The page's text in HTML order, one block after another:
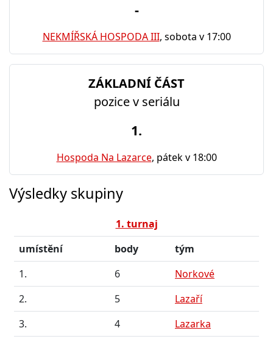
-
NEKMÍŘSKÁ HOSPODA III, sobota v 17:00
ZÁKLADNÍ ČÁST
pozice v seriálu
1.
Hospoda Na Lazarce, pátek v 18:00
Výsledky skupiny
1. turnaj
umístění
body
tým
1.
6
Norkové
2.
5
Lazaří
3.
4 Lazarka